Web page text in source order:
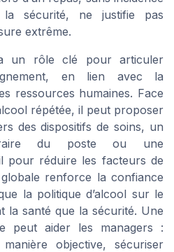
sécurité, ne justifie pas
extrême.
un rôle clé pour articuler
en lien avec la
ressources humaines. Face
répétée, il peut proposer
des dispositifs de soins, un
du poste ou une
pour réduire les facteurs de
renforce la confiance
la politique d’alcool sur le
la santé que la sécurité. Une
peut aider les managers :
objective, sécuriser